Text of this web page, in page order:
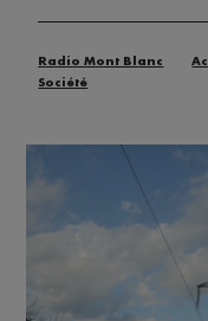
Radio Mont Blanc
Société